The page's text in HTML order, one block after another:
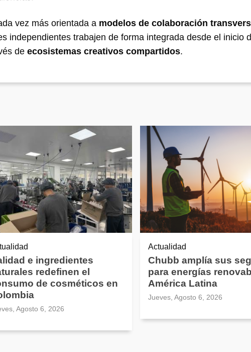
vez más orientada a modelos de colaboración
independientes trabajen de forma integrada desde el inicio
de ecosistemas creativos compartidos.
e ingredientes
redefinen el
de cosméticos en
Agosto 6, 2026
Actualidad
Chubb amplía sus
para energías
América Latina
Jueves, Agosto 6, 2026